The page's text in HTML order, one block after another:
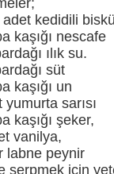
kedidili
kaşığı nescafe
ılık su.
süt
kaşığı un
sarısı
kaşığı şeker,
vanilya,
labne peynir
serpmek için